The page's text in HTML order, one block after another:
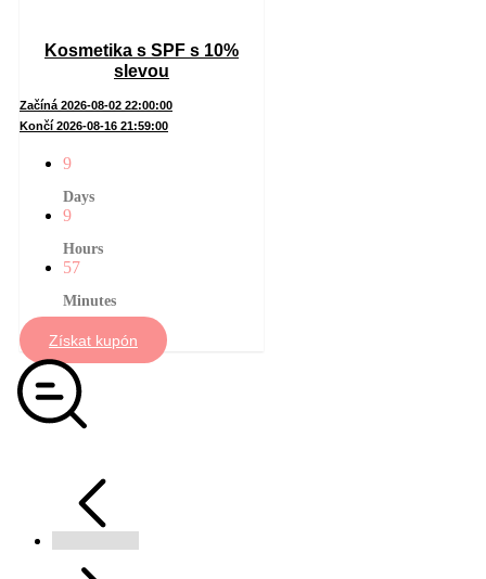
Kosmetika s SPF s 10%
slevou
Začíná 2026-08-02 22:00:00
Končí 2026-08-16 21:59:00
9
Days
9
Hours
57
Minutes
Získat kupón